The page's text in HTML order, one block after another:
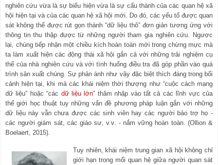
nghiên cứu vừa là sự biểu hiện vừa là sự cấu thành của các quan hệ xã
hội hiện tại và của các quan hệ xã hội mới. Do đó, các yếu tố được quan
sát không thể được rút gọn thành “dữ liệu thô” đơn giản tương ứng với
thông tin thu thập được từ những người tham gia nghiên cứu. Ngược
lại, chúng tiếp nhận một chiều kích hoàn toàn mới trong chừng mực mà
ta làm xuất hiện các động thái xã hội gắn cả với những trải nghiệm cụ
thể của nhà nghiên cứu và với tình huống điều tra đã góp phần vào quá
trình sản xuất chúng. Sự phản ánh như vậy đặc biệt thích đáng trong bối
cảnh hiện tại, khi mà các khái niệm thời thượng như “cuộc cách mạng
dữ liệu” hoặc “các dữ liệu lớn” thâm nhập vào tất cả các lĩnh vực của
thế giới học thuật tuy những vấn đề phương pháp luận gắn với những
dữ liệu này vẫn chưa được các sinh viên hay các người bảo trợ họ -
các người giám sát, các giáo sư, v.v. - nắm vững hoàn toàn. (Ollion &
Boelaert, 2015).
Tuy nhiên, khái niệm trung gian xã hội không chỉ
giới hạn trong mối quan hệ giữa người quan sát